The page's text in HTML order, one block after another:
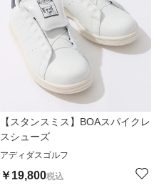
【スタンスミス】BOAスパイクレ
スシューズ
アディダスゴルフ
￥19,800税込